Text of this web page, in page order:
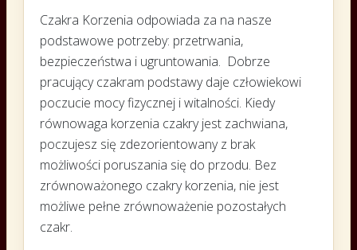
Czakra Korzenia odpowiada za na nasze
podstawowe potrzeby: przetrwania,
bezpieczeństwa i ugruntowania. Dobrze
pracujący czakram podstawy daje człowiekowi
poczucie mocy fizycznej i witalności. Kiedy
równowaga korzenia czakry jest zachwiana,
poczujesz się zdezorientowany z brak
możliwości poruszania się do przodu. Bez
zrównoważonego czakry korzenia, nie jest
możliwe pełne zrównoważenie pozostałych
czakr.